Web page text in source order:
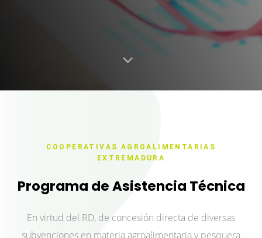
COOPERATIVAS AGROALIMENTARIAS
EXTREMADURA
Programa de Asistencia Técnica
En virtud del RD, de concesión directa de diversas
subvenciones en materia agroalimentaria y pesquera